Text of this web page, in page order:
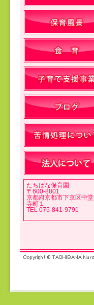
たちばな保育園
〒600-8801
京都府京都市下京区中
寺町１
TEL 075-841-9791